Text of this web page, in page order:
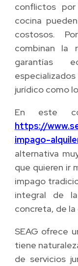
conflictos
cocina
costosos.
combinan la
garantías
jurídico como
En este
https://
impago-
alternativa
que quieren ir
impago
integral de
concreta, de la
SEAG ofrece
tiene
de servicios